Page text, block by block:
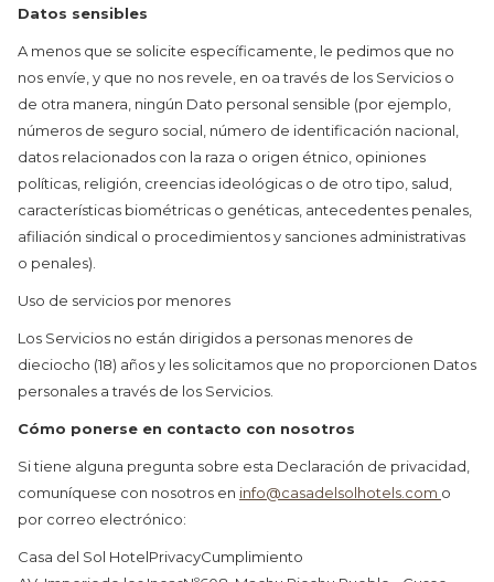
Datos sensibles
A menos que se solicite específicamente, le pedimos que no
nos envíe, y que no nos revele, en oa través de los Servicios o
de otra manera, ningún Dato personal sensible (por ejemplo,
números de seguro social, número de identificación nacional,
datos relacionados con la raza o origen étnico, opiniones
políticas, religión, creencias ideológicas o de otro tipo, salud,
características biométricas o genéticas, antecedentes penales,
afiliación sindical o procedimientos y sanciones administrativas
o penales).
Uso de servicios por menores
Los Servicios no están dirigidos a personas menores de
dieciocho (18) años y les solicitamos que no proporcionen Datos
personales a través de los Servicios.
Cómo ponerse en contacto con nosotros
Si tiene alguna pregunta sobre esta Declaración de privacidad,
comuníquese con nosotros en info@casadelsolhotels.com o
por correo electrónico:
Casa del Sol HotelPrivacyCumplimiento